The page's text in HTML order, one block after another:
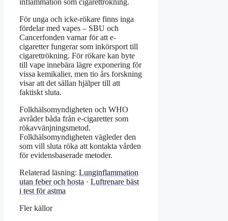
För unga och icke-rökare finns inga
fördelar med vapes – SBU och
Cancerfonden varnar för att e-
cigaretter fungerar som inkörsport till
cigarettrökning. För rökare kan byte
till vape innebära lägre exponering för
vissa kemikalier, men tio års forskning
visar att det sällan hjälper till att
faktiskt sluta.
Folkhälsomyndigheten och WHO
avråder båda från e-cigaretter som
rökavvänjningsmetod.
Folkhälsomyndigheten vägleder den
som vill sluta röka att kontakta vården
för evidensbaserade metoder.
Relaterad läsning: Lunginflammation
utan feber och hosta · Luftrenare bäst
i test för astma
Fler källor